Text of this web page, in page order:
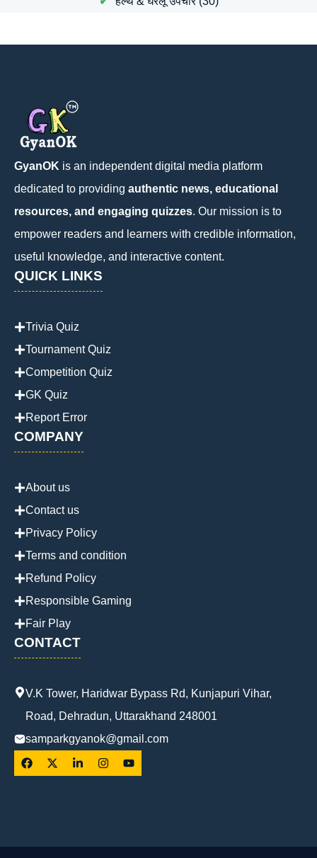
GyanOK is an independent digital media platform
dedicated to providing authentic news, educational
resources, and engaging quizzes. Our mission is to
empower readers and learners with credible information,
useful knowledge, and interactive content.
QUICK LINKS
Trivia Quiz
Tournament Quiz
Competition Quiz
GK Quiz
Report Error
COMPANY
About us
Contact us
Privacy Policy
Terms and condition
Refund Policy
Responsible Gaming
Fair Play
CONTACT
V.K Tower, Haridwar Bypass Rd, Kunjapuri Vihar,
Road, Dehradun, Uttarakhand 248001
samparkgyanok@gmail.com